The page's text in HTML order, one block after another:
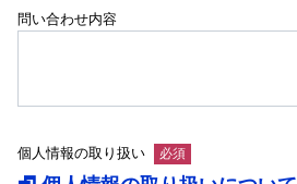
問い合わせ内容
個人情報の取り扱い